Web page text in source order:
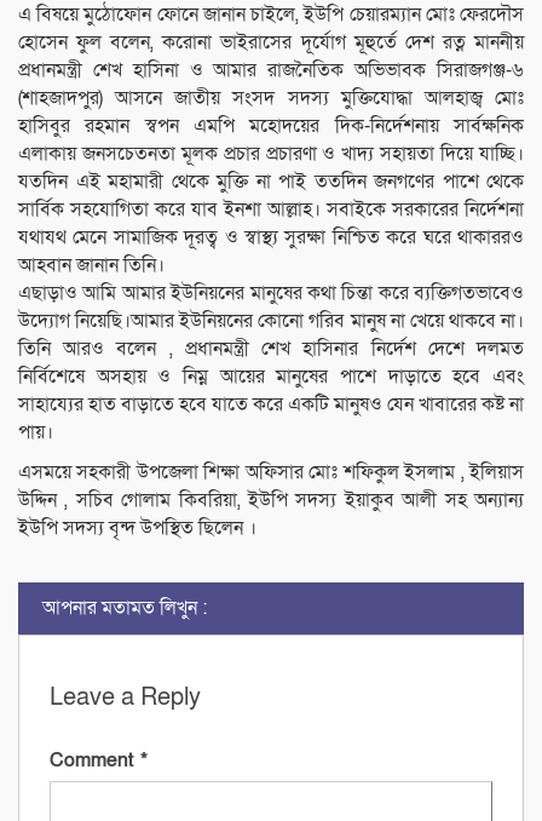
এ বিষয়ে মুঠোফোন ফোনে জানান চাইলে, ইউপি চেয়ারম্যান মোঃ ফেরদৌস
হোসেন ফুল বলেন, করোনা ভাইরাসের দূর্যোগ মূহুর্তে দেশ রত্ন মাননীয়
প্রধানমন্ত্রী শেখ হাসিনা ও আমার রাজনৈতিক অভিভাবক সিরাজগঞ্জ-৬
(শাহজাদপুর) আসনে জাতীয় সংসদ সদস্য মুক্তিযোদ্ধা আলহাজ্ব মোঃ
হাসিবুর রহমান স্বপন এমপি মহোদয়ের দিক-নির্দেশনায় সার্বক্ষনিক
এলাকায় জনসচেতনতা মূলক প্রচার প্রচারণা ও খাদ্য সহায়তা দিয়ে যাচ্ছি।
যতদিন এই মহামারী থেকে মুক্তি না পাই ততদিন জনগণের পাশে থেকে
সার্বিক সহযোগিতা করে যাব ইনশা আল্লাহ। সবাইকে সরকারের নির্দেশনা
যথাযথ মেনে সামাজিক দূরত্ব ও স্বাস্থ্য সুরক্ষা নিশ্চিত করে ঘরে থাকাররও
আহবান জানান তিনি।
এছাড়াও আমি আমার ইউনিয়নের মানুষের কথা চিন্তা করে ব্যক্তিগতভাবেও
উদ্যোগ নিয়েছি।আমার ইউনিয়নের কোনো গরিব মানুষ না খেয়ে থাকবে না।
তিনি আরও বলেন , প্রধানমন্ত্রী শেখ হাসিনার নির্দেশ দেশে দলমত
নির্বিশেষে অসহায় ও নিম্ন আয়ের মানুষের পাশে দাড়াতে হবে এবং
সাহায্যের হাত বাড়াতে হবে যাতে করে একটি মানুষও যেন খাবারের কষ্ট না
পায়।
এসময়ে সহকারী উপজেলা শিক্ষা অফিসার মোঃ শফিকুল ইসলাম , ইলিয়াস
উদ্দিন , সচিব গোলাম কিবরিয়া, ইউপি সদস্য ইয়াকুব আলী সহ অন্যান্য
ইউপি সদস্য বৃন্দ উপস্থিত ছিলেন ।
আপনার মতামত লিখুন :
Leave a Reply
Comment *